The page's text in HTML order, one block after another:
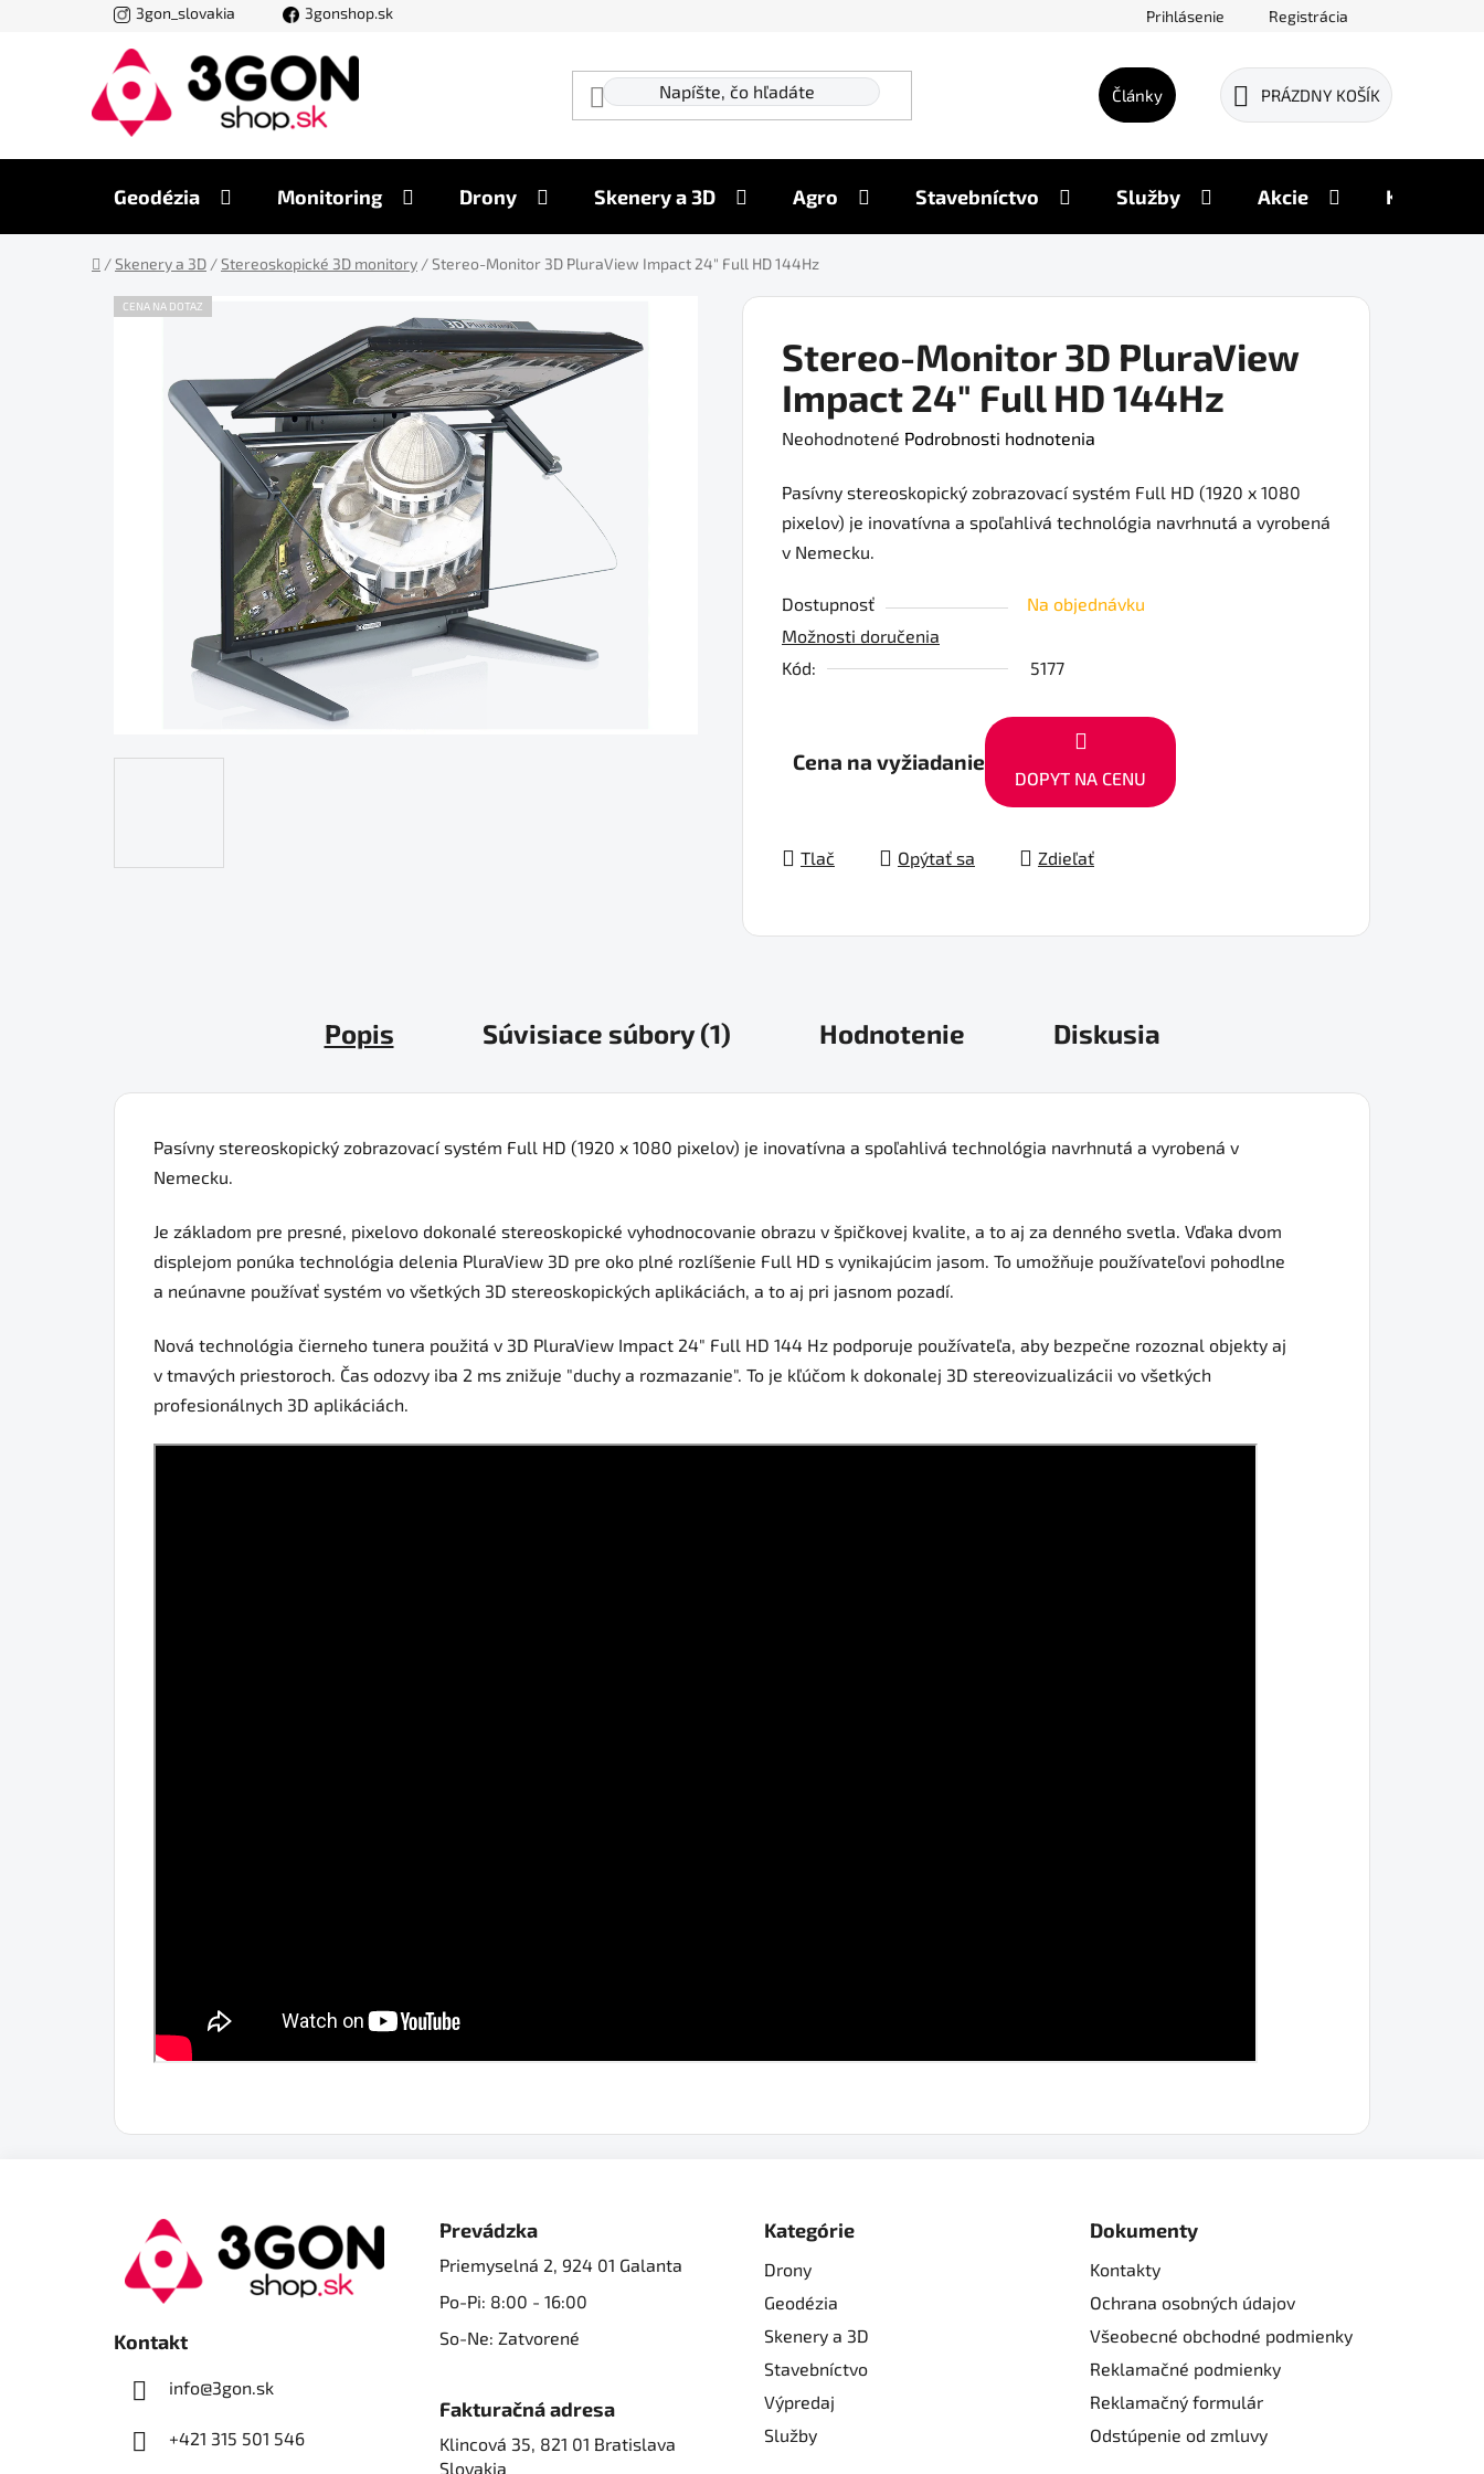
3gon_slovakia 3gonshop.sk Prihlásenie Registrácia
Články
NÁKUPNÝ
PRÁZDNY KOŠÍK
Geodézia Monitoring Drony Skenery a 3D Agro Stavebníctvo Služby Akcie Kontakty
Domov
/Skenery a 3D /Stereoskopické 3D monitory /Stereo-Monitor 3D PluraView Impact 24″ Full HD 144Hz
Stereo-Monitor 3D PluraView
Impact 24″ Full HD 144Hz
Priemerné
produktu
je
0,0
5
hviezdičiek.
Neohodnotené Podrobnosti hodnotenia
Pasívny stereoskopický zobrazovací systém Full HD (1920 x 1080
pixelov) je inovatívna a spoľahlivá technológia navrhnutá a vyrobená
v Nemecku.
Dostupnosť
Na objednávku
Možnosti doručenia
Kód:
5177
Cena na vyžiadanie
DOPYT NA CENU
Tlač Opýtať sa Zdieľať
CENA NA DOTAZ
Popis Súvisiace súbory (1) Hodnotenie Diskusia
Pasívny stereoskopický zobrazovací systém Full HD (1920 x 1080 pixelov) je inovatívna a spoľahlivá technológia navrhnutá a vyrobená v
Nemecku.
Je základom pre presné, pixelovo dokonalé stereoskopické vyhodnocovanie obrazu v špičkovej kvalite, a to aj za denného svetla. Vďaka dvom
displejom ponúka technológia delenia PluraView 3D pre oko plné rozlíšenie Full HD s vynikajúcim jasom. To umožňuje používateľovi pohodlne
a neúnavne používať systém vo všetkých 3D stereoskopických aplikáciách, a to aj pri jasnom pozadí.
Nová technológia čierneho tunera použitá v 3D PluraView Impact 24″ Full HD 144 Hz podporuje používateľa, aby bezpečne rozoznal objekty aj
v tmavých priestoroch. Čas odozvy iba 2 ms znižuje "duchy a rozmazanie". To je kľúčom k dokonalej 3D stereovizualizácii vo všetkých
profesionálnych 3D aplikáciách.
Kontakt
info@3gon.sk
+421 315 501 546
Prevádzka
Priemyselná 2, 924 01 Galanta
Po-Pi: 8:00 - 16:00
So-Ne: Zatvorené
Fakturačná adresa
Klincová 35, 821 01 Bratislava
Slovakia
Kategórie
Drony
Geodézia
Skenery a 3D
Stavebníctvo
Výpredaj
Služby
Dokumenty
Kontakty
Ochrana osobných údajov
Všeobecné obchodné podmienky
Reklamačné podmienky
Reklamačný formulár
Odstúpenie od zmluvy